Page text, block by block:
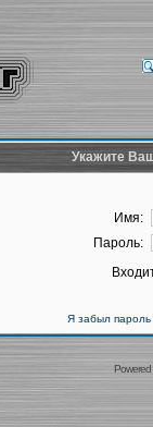
Укажите
Имя:
Пароль:
Я забыл пароль